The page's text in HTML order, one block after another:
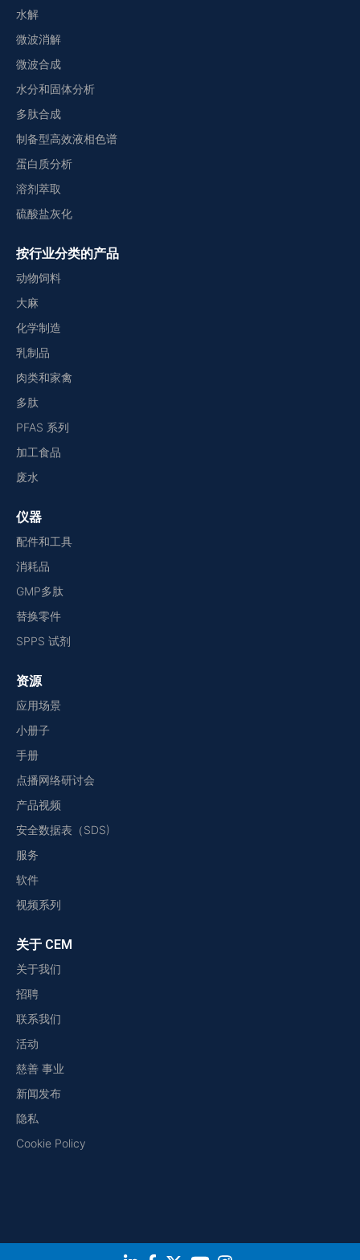
水解
微波消解
微波合成
水分和固体分析
多肽合成
制备型高效液相色谱
蛋白质分析
溶剂萃取
硫酸盐灰化
按行业分类的产品
动物饲料
大麻
化学制造
乳制品
肉类和家禽
多肽
PFAS 系列
加工食品
废水
仪器
配件和工具
消耗品
GMP多肽
替换零件
SPPS 试剂
资源
应用场景
小册子
手册
点播网络研讨会
产品视频
安全数据表（SDS)
服务
软件
视频系列
关于 CEM
关于我们
招聘
联系我们
活动
慈善 事业
新闻发布
隐私
Cookie Policy